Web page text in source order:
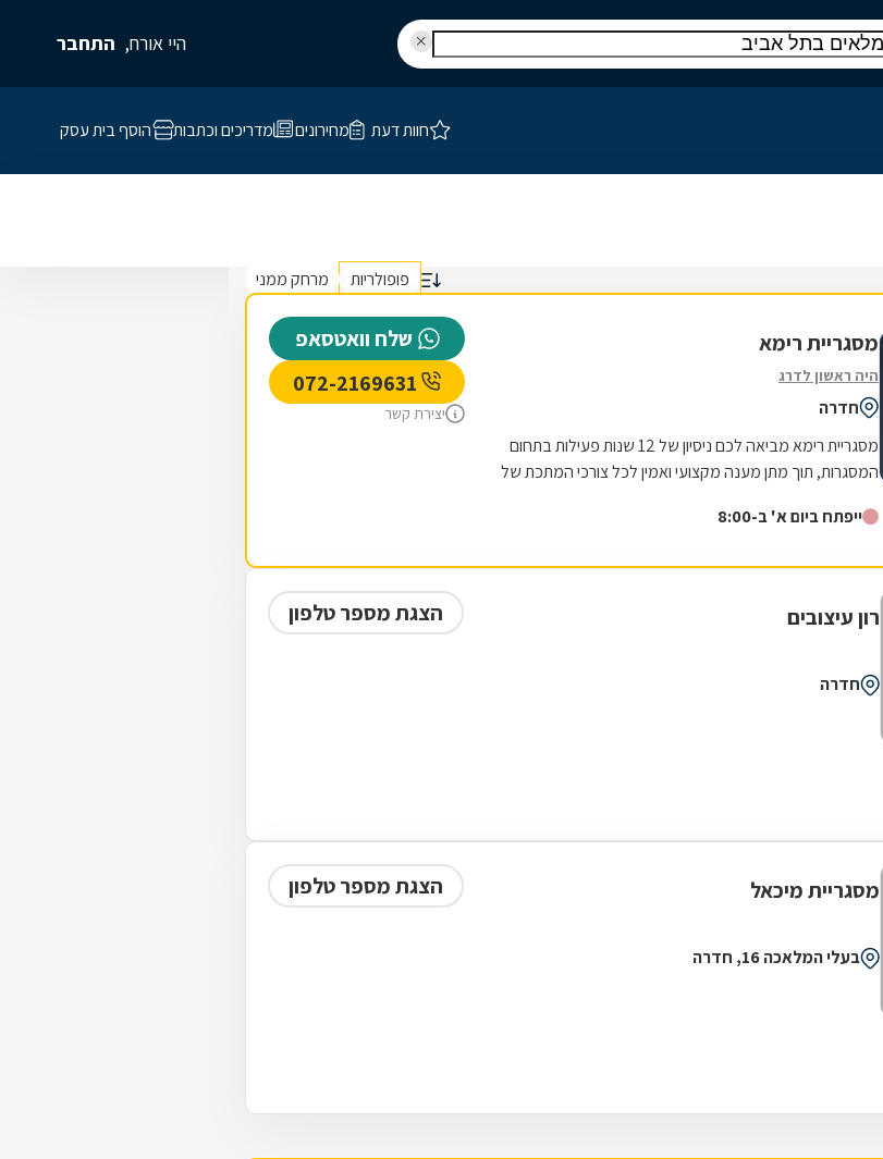
היי אורח, התחבר
חוות דעת מחירונים מדריכים וכתבות הוסף בית עסק
פופולריות מרחק ממני
מסגריית רימא
היה ראשון לדרג
חדרה
מסגריית רימא מביאה לכם ניסיון של 12 שנות פעילות בתחום
המסגרות, תוך מתן מענה מקצועי ואמין לכל צורכי המתכת של
ייפתח ביום א' ב-8:00
שלח וואטסאפ
יצירת קשר
רון עיצובים
חדרה
הצגת מספר טלפון
מסגריית מיכאל
בעלי המלאכה 16, חדרה
הצגת מספר טלפון